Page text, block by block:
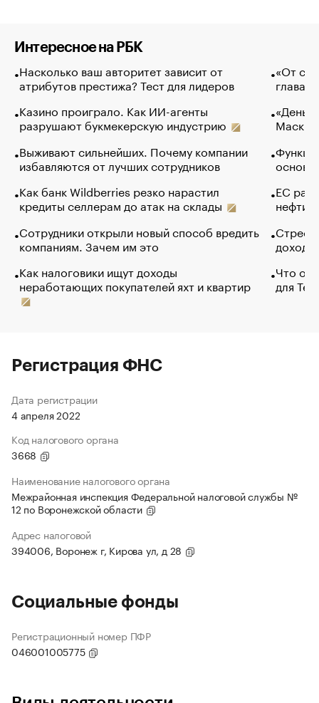
Интересное на РБК
Насколько ваш авторитет зависит от
атрибутов престижа? Тест для лидеров
Казино проиграло. Как ИИ-агенты
разрушают букмекерскую индустрию
Выживают сильнейших. Почему компании
избавляются от лучших сотрудников
Как банк Wildberries резко нарастил
кредиты селлерам до атак на склады
Сотрудники открыли новый способ вредить
компаниям. Зачем им это
Как налоговики ищут доходы
неработающих покупателей яхт и квартир
«От
глава
Маск в
основ
ЕС
нефти
Что
для
Регистрация ФНС
Дата регистрации
4 апреля 2022
Код налогового органа
3668
Наименование налогового органа
Межрайонная инспекция Федеральной налоговой службы №
12 по Воронежской области
Адрес налоговой
394006, Воронеж г, Кирова ул, д 28
Социальные фонды
Регистрационный номер ПФР
046001005775